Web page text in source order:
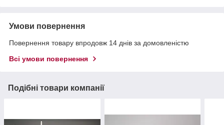
Умови повернення
Повернення товару впродовж 14 днів за домовленістю
Всі умови повернення
Подібні товари компанії